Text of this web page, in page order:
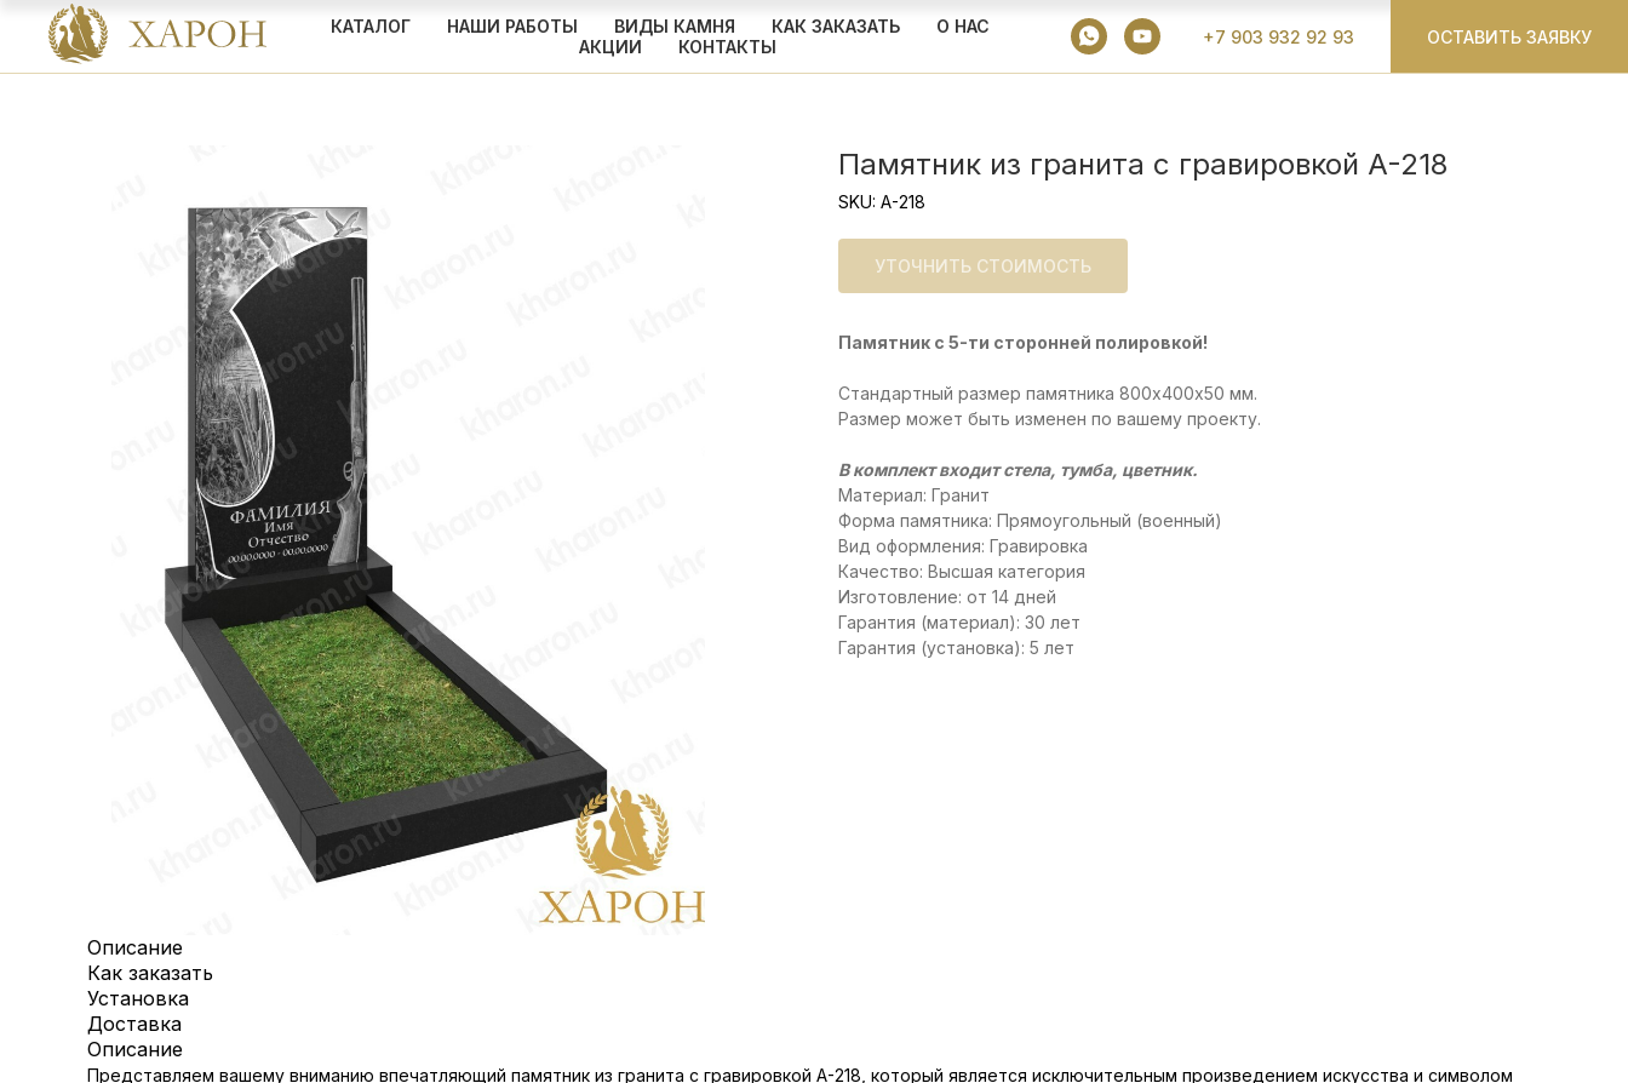
КАТАЛОГ НАШИ РАБОТЫ ВИДЫ КАМНЯ КАК ЗАКАЗАТЬ
О НАС
АКЦИИ
КОНТАКТЫ +7 903 932 92 93 ОСТАВИТЬ ЗАЯВКУ
Памятник из гранита с гравировкой A-218
SKU: A-218
УТОЧНИТЬ СТОИМОСТЬ
Памятник с 5-ти сторонней полировкой!
Стандартный размер памятника 800х400х50 мм.
Размер может быть изменен по вашему проекту.
В комплект входит стела, тумба, цветник.
Материал: Гранит
Форма памятника: Прямоугольный (военный)
Вид оформления: Гравировка
Качество: Высшая категория
Изготовление: от 14 дней
Гарантия (материал): 30 лет
Гарантия (установка): 5 лет
Описание
Как заказать
Установка
Доставка
Описание
Представляем вашему вниманию впечатляющий памятник из гранита с гравировкой А-218, который является исключительным произведением искусства и символом